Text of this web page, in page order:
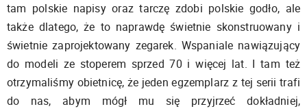
tam polskie napisy oraz tarczę zdobi polskie godło, ale
także dlatego, że to naprawdę świetnie skonstruowany i
świetnie zaprojektowany zegarek. Wspaniale nawiązujący
do modeli ze stoperem sprzed 70 i więcej lat. I tam też
otrzymaliśmy obietnicę, że jeden egzemplarz z tej serii trafi
do nas, abym mógł mu się przyjrzeć dokładniej,